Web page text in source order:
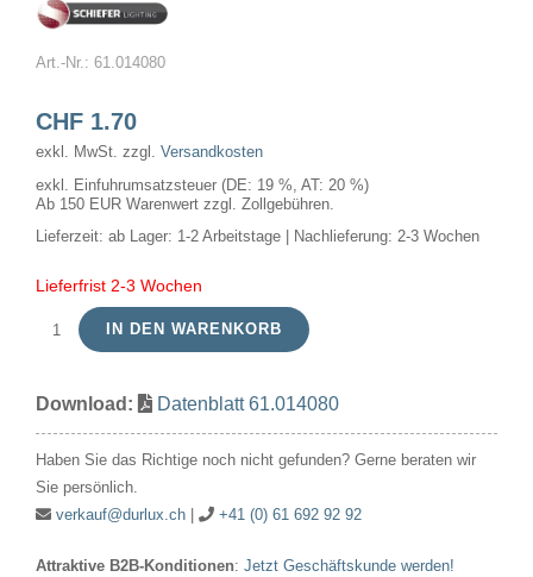
Art.-Nr.: 61.014080
CHF1.70
exkl. MwSt. zzgl. Versandkosten
exkl. Einfuhrumsatzsteuer (DE: 19 %, AT: 20 %)
Ab 150 EUR Warenwert zzgl. Zollgebühren.
Lieferzeit: ab Lager: 1-2 Arbeitstage | Nachlieferung: 2-3 Wochen
Lieferfrist 2-3 Wochen
Signallampe
14V
7x20mm
Ba7s
IN DEN WARENKORB
Download: Datenblatt 61.014080
Haben Sie das Richtige noch nicht gefunden? Gerne beraten wir
Sie persönlich.
verkauf@durlux.ch| +41 (0) 61 692 92 92
Attraktive B2B-Konditionen: Jetzt Geschäftskunde werden!